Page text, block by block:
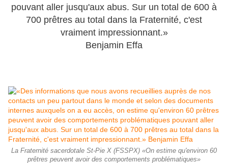
pouvant aller jusqu'aux abus. Sur un total de 600 à
700 prêtres au total dans la Fraternité, c'est
vraiment impressionnant.»
Benjamin Effa
La Fraternité sacerdotale St-Pie X (FSSPX) «On estime qu'environ 60
prêtres peuvent avoir des comportements problématiques»